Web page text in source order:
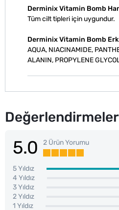
Derminix Vitamin Bomb
Tüm cilt tipleri için uygundur.
Derminix Vitamin Bomb
AQUA, NIACINAMIDE,
ALANIN, PROPYLENE
Değerlendirmeler
5.0 2 Ürün Yorumu
5 Yıldız
4 Yıldız
3 Yıldız
2 Yıldız
1 Yıldız